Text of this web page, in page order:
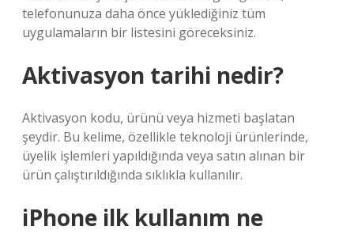
telefonunuza daha önce yüklediğiniz tüm
uygulamaların bir listesini göreceksiniz.
Aktivasyon tarihi nedir?
Aktivasyon kodu, ürünü veya hizmeti başlatan
şeydir. Bu kelime, özellikle teknoloji ürünlerinde,
üyelik işlemleri yapıldığında veya satın alınan bir
ürün çalıştırıldığında sıklıkla kullanılır.
iPhone ilk kullanım ne